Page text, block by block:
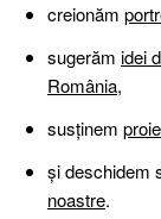
creionăm
sugerăm idei
România,
susținem
și deschidem
noastre.